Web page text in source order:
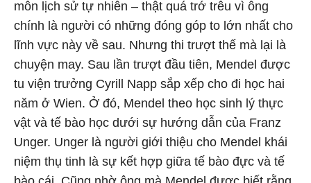
môn lịch sử tự nhiên – thật quá trớ trêu vì ông
chính là người có những đóng góp to lớn nhất cho
lĩnh vực này về sau. Nhưng thi trượt thế mà lại là
chuyện may. Sau lần trượt đầu tiên, Mendel được
tu viện trưởng Cyrill Napp sắp xếp cho đi học hai
năm ở Wien. Ở đó, Mendel theo học sinh lý thực
vật và tế bào học dưới sự hướng dẫn của Franz
Unger. Unger là người giới thiệu cho Mendel khái
niệm thụ tinh là sự kết hợp giữa tế bào đực và tế